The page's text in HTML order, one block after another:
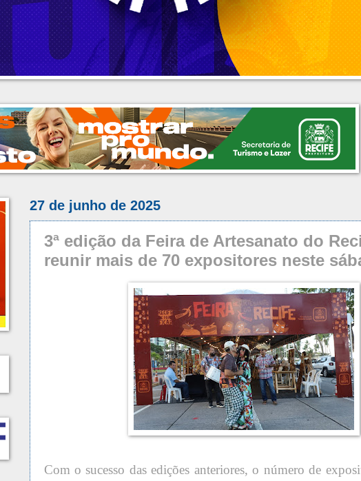
27 de junho de 2025
3ª edição da Feira de Artesanato do
reunir mais de 70 expositores neste
Com o sucesso das edições anteriores, o número de